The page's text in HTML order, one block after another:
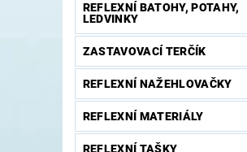
REFLEXNÍ BATOHY, POTAHY,
LEDVINKY
ZASTAVOVACÍ TERČÍK
REFLEXNÍ NAŽEHLOVAČKY
REFLEXNÍ MATERIÁLY
REFLEXNÍ TAŠKY